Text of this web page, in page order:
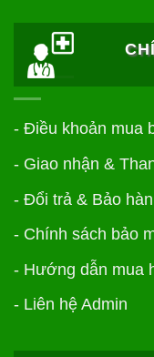
- Điều khoản mua
- Giao nhận &
- Đổi trả & Bảo
- Chính sách bảo
- Hướng dẫn mua
- Liên hệ Admin